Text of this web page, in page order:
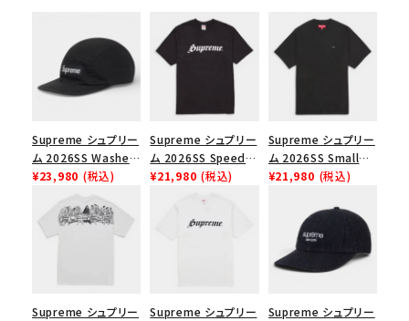
円
在庫のない商品を表示する
Supreme シュプリー
ム 2026SS Washed
Chino Twill Camp
Cap ウォッシュド チ
ノツイル キャンプキャ
ップ ブラック
¥23,980 (税込)
Supreme シュプリー
ム 2026SS Speed
Tee スピードTシャツ
¥21,980 (税込)
Supreme シュプリー
ム 2026SS Small
Box Tee スモールボ
¥21,980 (税込)
Supreme シュプリー
Supreme シュプリー
Supreme シュプリー